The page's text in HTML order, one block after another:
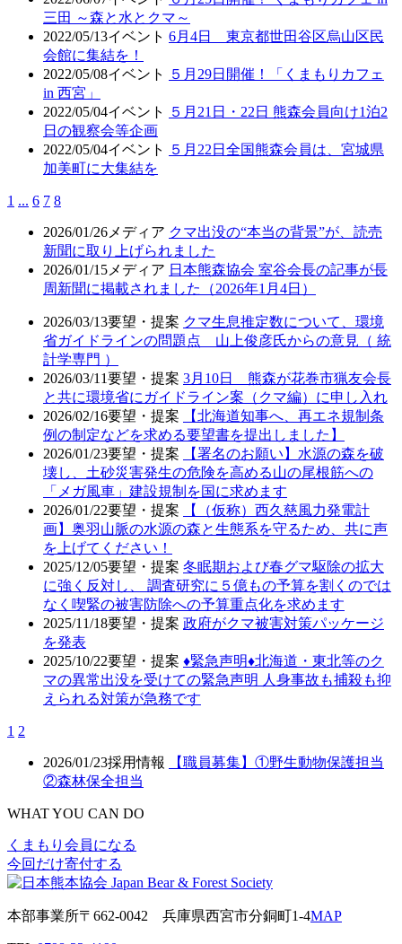
三田 ～森と水とクマ～
2022/05/13イベント 6月4日 東京都世田谷区烏山区民
会館に集結を！
2022/05/08イベント
５月29日開催！「くまもりカフェ
in 西宮」
2022/05/04イベント
５月21日・22日 熊森会員向け1泊2
日の観察会等企画
2022/05/04イベント
５月22日全国熊森会員は、宮城県
加美町に大集結を
1 ... 6 7 8
2026/01/26 メディア クマ出没の“本当の背景”が、読売
新聞に取り上げられました
2026/01/15 メディア 日本熊森協会 室谷会長の記事が長
周新聞に掲載されました（2026年1月4日）
2026/03/13要望・提案 クマ生息推定数について、環境
省ガイドラインの問題点 山上俊彦氏からの意見（ 統
計学専門 ）
2026/03/11要望・提案 3月10日 熊森が花巻市猟友会長
と共に環境省にガイドライン案（クマ編）に申し入れ
2026/02/16要望・提案
【北海道知事へ、再エネ規制条
例の制定などを求める要望書を提出しました】
2026/01/23要望・提案
【署名のお願い】水源の森を破
壊し、土砂災害発生の危険を高める山の尾根筋への
「メガ風車」建設規制を国に求めます
2026/01/22要望・提案
【（仮称）西久慈風力発電計
画】奥羽山脈の水源の森と生態系を守るため、共に声
を上げてください！
2025/12/05要望・提案 冬眠期および春グマ駆除の拡大
に強く反対し、 調査研究に５億もの予算を割くのでは
なく喫緊の被害防除への予算重点化を求めます
2025/11/18要望・提案 政府がクマ被害対策パッケージ
を発表
2025/10/22要望・提案 ♦️緊急声明♦️北海道・東北等のク
マの異常出没を受けての緊急声明 人身事故も捕殺も抑
えられる対策が急務です
1 2
2026/01/23採用情報
【職員募集】①野生動物保護担当
②森林保全担当
WHAT YOU CAN DO
くまもり会員になる
今回だけ寄付する
本部事業所〒662-0042 兵庫県西宮市分銅町1-4MAP